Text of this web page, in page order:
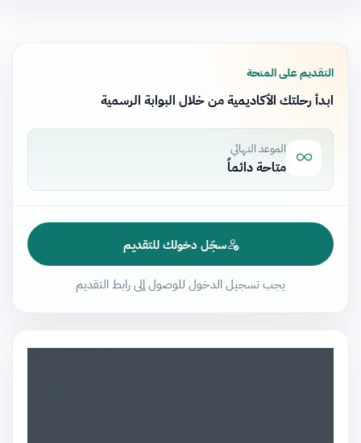
التقديم على المنحة
ابدأ رحلتك الأكاديمية من خلال البوابة الرسمية
الموعد النهائي
متاحة دائماً
سجّل دخولك للتقديم
يجب تسجيل الدخول للوصول إلى رابط التقديم